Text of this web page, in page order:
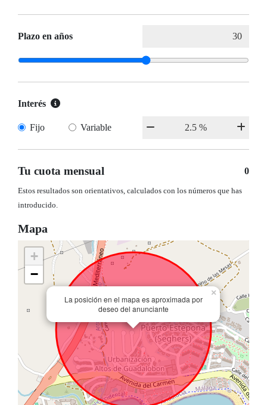
Plazo en años
Interés
Fijo Variable
Tu cuota mensual 0
Estos resultados son orientativos, calculados con los números que has
introducido.
Mapa
La posición en el mapa es aproximada por
deseo del anunciante
×
+
−